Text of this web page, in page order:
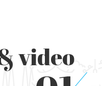
video